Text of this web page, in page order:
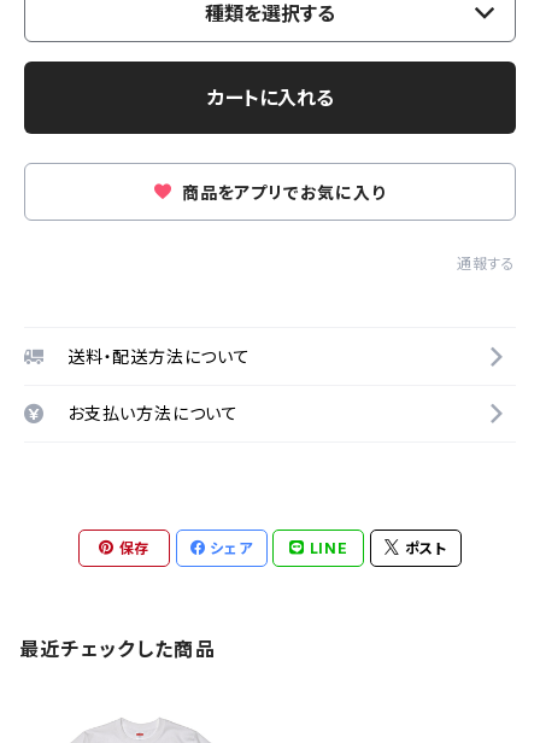
種類を選択する
カートに入れる
商品をアプリでお気に入り
通報する
送料・配送方法について
お支払い方法について
保存 シェア LINE ポスト
最近チェックした商品